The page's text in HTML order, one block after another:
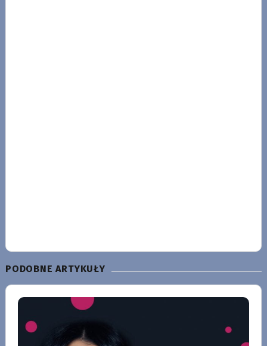
PODOBNE ARTYKUŁY